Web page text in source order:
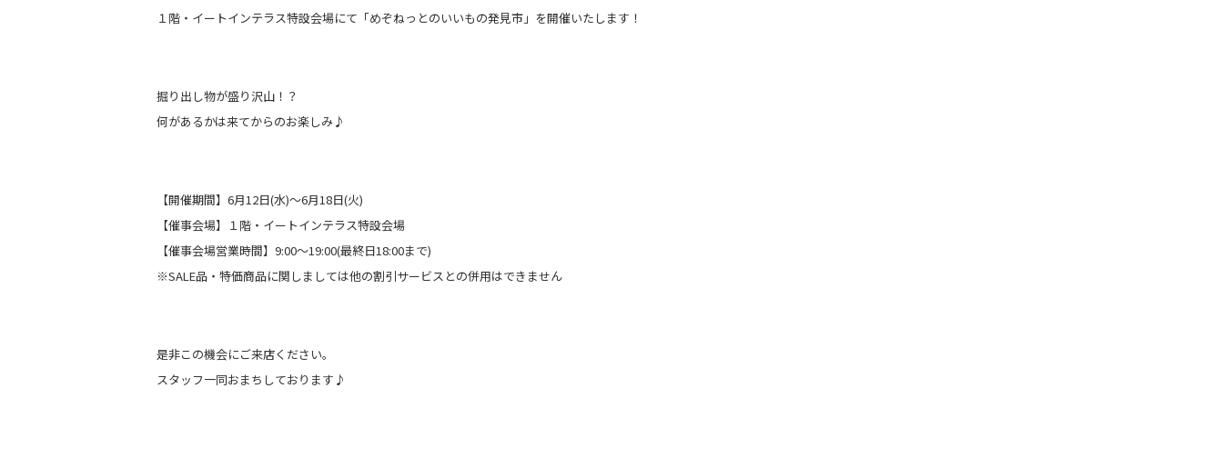
１階・イートインテラス特設会場にて「めぞねっとのいいもの発見市」を開催いたします！
掘り出し物が盛り沢山！？
何があるかは来てからのお楽しみ♪
【開催期間】 6月12日(水)〜6月18日(火)
【催事会場】１階・イートインテラス特設会場
【催事会場営業時間】9:00～19:00(最終日18:00まで)
※SALE品・特価商品に関しましては他の割引サービスとの併用はできません
是非この機会にご来店ください。
スタッフ一同おまちしております♪